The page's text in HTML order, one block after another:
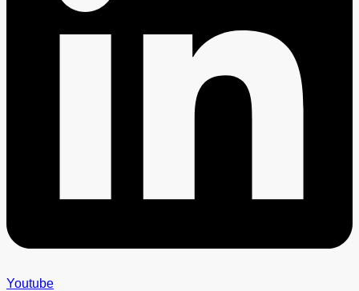
Youtube